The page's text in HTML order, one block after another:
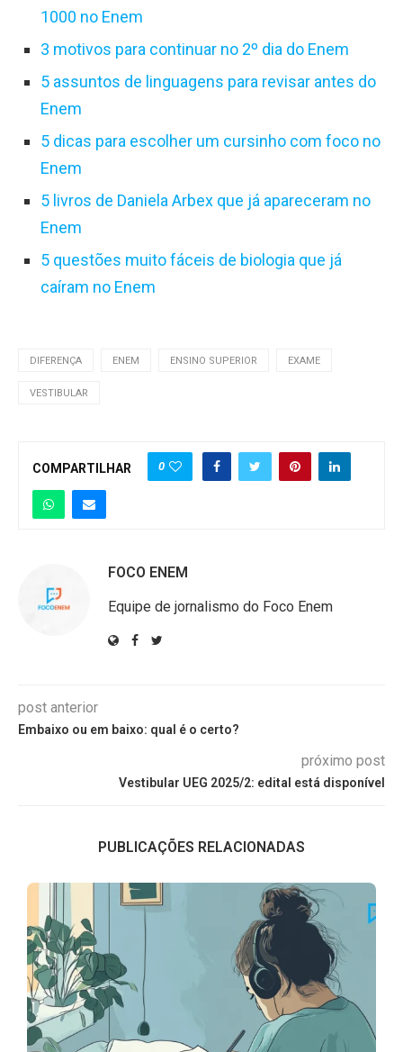
1000 no Enem
3 motivos para continuar no 2º dia do Enem
5 assuntos de linguagens para revisar antes do
Enem
5 dicas para escolher um cursinho com foco no
Enem
5 livros de Daniela Arbex que já apareceram no
Enem
5 questões muito fáceis de biologia que já
caíram no Enem
DIFERENÇA ENEM ENSINO SUPERIOR EXAME
VESTIBULAR
COMPARTILHAR 0
FOCO ENEM
Equipe de jornalismo do Foco Enem
post anterior
Embaixo ou em baixo: qual é o certo?
próximo post
Vestibular UEG 2025/2: edital está disponível
PUBLICAÇÕES RELACIONADAS